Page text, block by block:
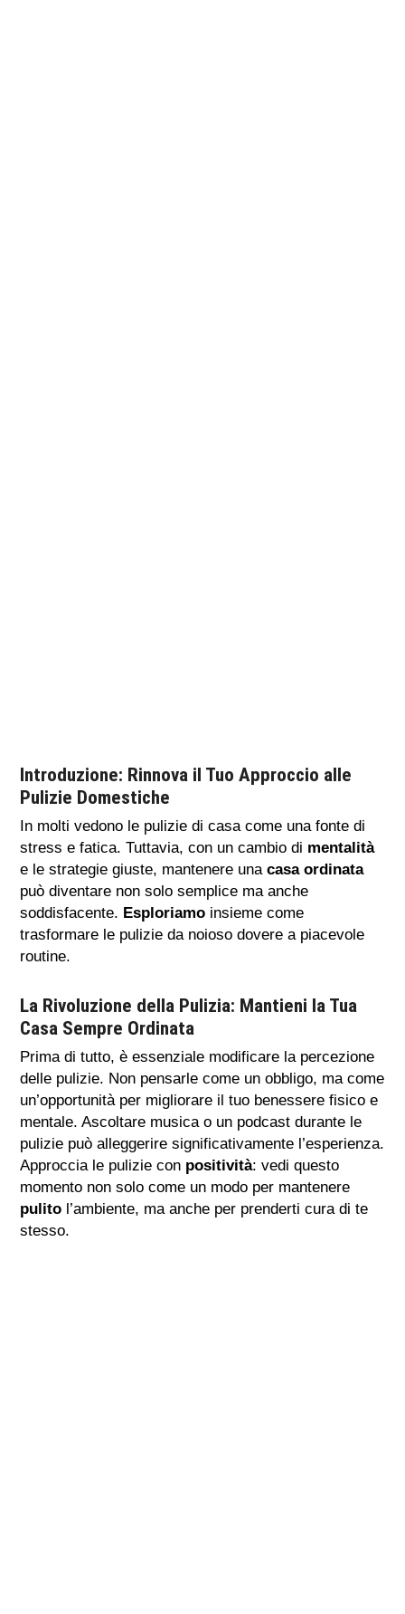
Introduzione: Rinnova il Tuo Approccio alle
Pulizie Domestiche
In molti vedono le pulizie di casa come una fonte di
stress e fatica. Tuttavia, con un cambio di mentalità
e le strategie giuste, mantenere unacasa ordinata
può diventare non solo semplice ma anche
soddisfacente. Esploriamo insieme come
trasformare le pulizie da noioso dovere a piacevole
routine.
La Rivoluzione della Pulizia: Mantieni la Tua
Casa Sempre Ordinata
Prima di tutto, è essenziale modificare la percezione
delle pulizie. Non pensarle come un obbligo, ma come
un’opportunità per migliorare il tuo benessere fisico e
mentale. Ascoltare musica o un podcast durante le
pulizie può alleggerire significativamente l’esperienza.
Approccia le pulizie con positività: vedi questo
momento non solo come un modo per mantenere
pulito l’ambiente, ma anche per prenderti cura di te
stesso.